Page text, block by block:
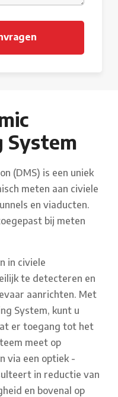
System
(DMS) is een uniek
meten aan civiele
en viaducten.
bij meten
in civiele
te detecteren en
aanrichten. Met
System, kunt u
er toegang tot het
meet op
via een optiek -
in reductie van
en bovenal op